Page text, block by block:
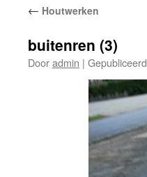
← Houtwerken
buitenren (3)
Dooradmin | Gepubliceerd